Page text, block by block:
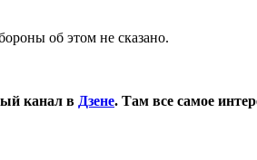
об этом не сказано.
канал в Дзене. Там все самое